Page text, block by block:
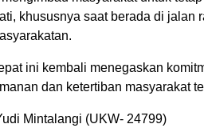
khususnya saat berada di jalan
ini kembali menegaskan
dan ketertiban masyarakat
Mintalangi (UKW- 24799)